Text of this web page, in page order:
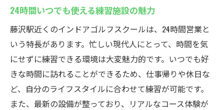
24時間いつでも使える練習施設の魅力
藤沢駅近くのインドアゴルフスクールは、24時間営業と
いう特長があります。忙しい現代人にとって、時間を気
にせずに練習できる環境は大変魅力的です。いつでも好
きな時間に訪れることができるため、仕事帰りや休日な
ど、自分のライフスタイルに合わせて練習が可能です。
また、最新の設備が整っており、リアルなコース体験が